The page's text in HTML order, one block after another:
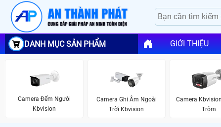
DANH MỤC SẢN PHẨM GIỚI THIỆU
Camera Đếm Người
Kbvision
Camera Ghi Âm Ngoài
Trời Kbvision
Camera
Trộm